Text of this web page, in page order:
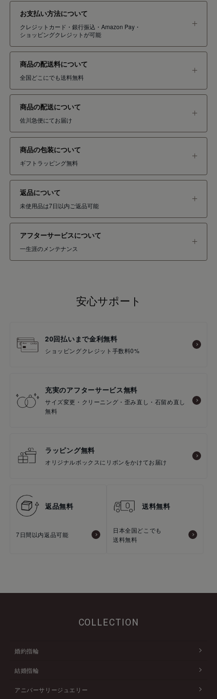
お支払い方法について
クレジットカード・銀行振込・Amazon Pay・
ショッピングクレジットが可能
商品の配送料について
全国どこにでも送料無料
商品の配送について
佐川急便にてお届け
商品の包装について
ギフトラッピング無料
返品について
未使用品は7日以内ご返品可能
アフターサービスについて
一生涯のメンテナンス
安心サポート
20回払いまで金利無料
ショッピングクレジット手数料0%
充実のアフターサービス無料
サイズ変更・クリーニング・歪み直し・石留め直し
無料
ラッピング無料
オリジナルボックスにリボンをかけてお届け
返品無料
7日間以内返品可能
送料無料
日本全国どこでも
送料無料
COLLECTION
婚約指輪
結婚指輪
アニバーサリージュエリー